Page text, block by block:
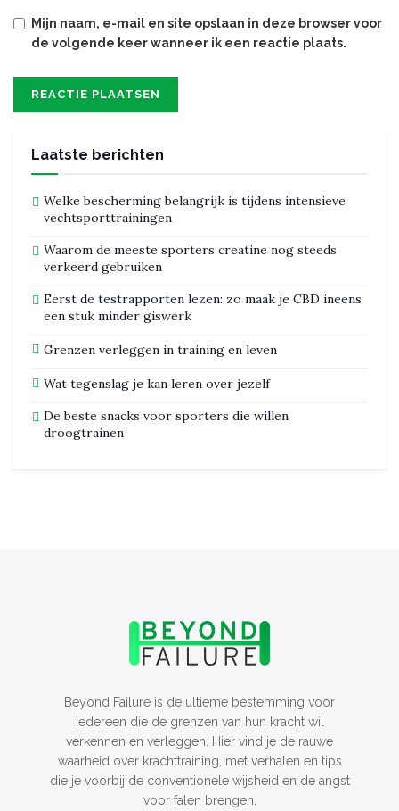
Mijn naam, e-mail en site opslaan in deze browser voor
de volgende keer wanneer ik een reactie plaats.
Laatste berichten
Welke bescherming belangrijk is tijdens intensieve
vechtsporttrainingen
Waarom de meeste sporters creatine nog steeds
verkeerd gebruiken
Eerst de testrapporten lezen: zo maak je CBD ineens
een stuk minder giswerk
Grenzen verleggen in training en leven
Wat tegenslag je kan leren over jezelf
De beste snacks voor sporters die willen
droogtrainen
Beyond Failure is de ultieme bestemming voor
iedereen die de grenzen van hun kracht wil
verkennen en verleggen. Hier vind je de rauwe
waarheid over krachttraining, met verhalen en tips
die je voorbij de conventionele wijsheid en de angst
voor falen brengen.